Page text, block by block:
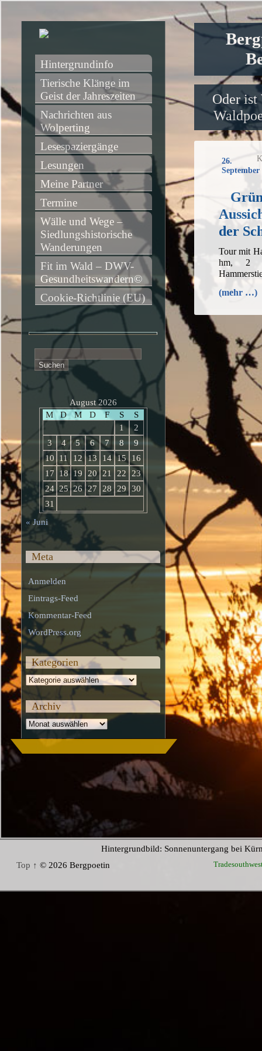
Oder ist
26.
September
der
Tour mit
hm, 2 1/
(mehr …)
Hintergrundinfo
Tierische Klänge im
Geist der Jahreszeiten
Nachrichten aus
Wolperting
Lesespaziergänge
Lesungen
Meine Partner
Termine
Wälle und Wege –
Siedlungshistorische
Wanderungen
Fit im Wald – DWV-
Gesundheitswandern©
Cookie-Richtlinie (EU)
nach:
August 2026
M
D M D F S
S
1
2
3
4 5 6 7 8
9
10
11 12 13 14 15
16
17
18 19 20 21 22
23
24 25 26 27 28 29
30
31
« Juni
Meta
Anmelden
Eintrags-Feed
Kommentar-Feed
WordPress.org
Kategorien
Kategorien
Archiv
Archiv
Hintergrundbild: Sonnenuntergang bei
Top ↑ © 2026 Bergpoetin